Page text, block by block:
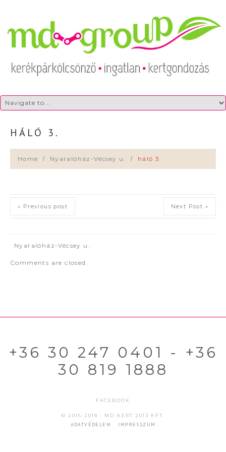
HÁLÓ 3.
Home Nyaralóház-Vécsey u. háló 3.
« Previous post Next Post »
Nyaralóház-Vécsey u.
Comments are closed.
+36 30 247 0401 - +36
30 819 1888
FACEBOOK
© 2016-2018 - MD-KERT 2013 KFT.
ADATVÉDELEM IMPRESSZUM